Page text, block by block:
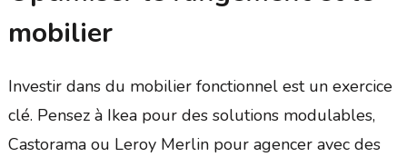
mobilier
Investir dans du mobilier fonctionnel est un exercice
clé. Pensez à Ikea pour des solutions modulables,
Castorama ou Leroy Merlin pour agencer avec des